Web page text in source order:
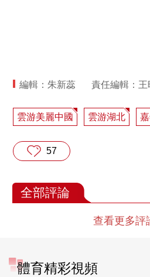
編輯：朱新蕊 責任編輯：王
雲游美麗中國 雲游湖北
57
全部評論
查看更多評
體育精彩視頻